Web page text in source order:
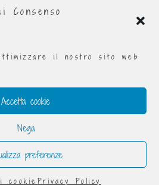
Consenso
il nostro sito web
Accetta cookie
Nega
preferenze
cookie Privacy Policy
un marchio registrato - via
12 Torino 10126